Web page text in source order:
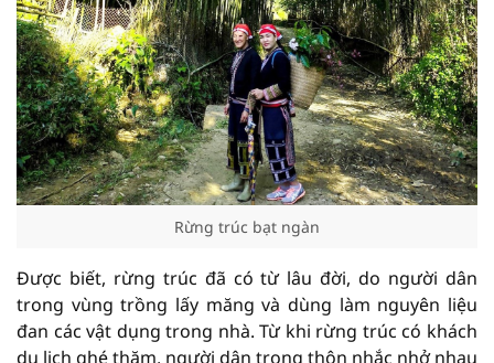
Rừng trúc bạt ngàn
Được biết, rừng trúc đã có từ lâu đời, do người dân
trong vùng trồng lấy măng và dùng làm nguyên liệu
đan các vật dụng trong nhà. Từ khi rừng trúc có khách
du lịch ghé thăm, người dân trong thôn nhắc nhở nhau